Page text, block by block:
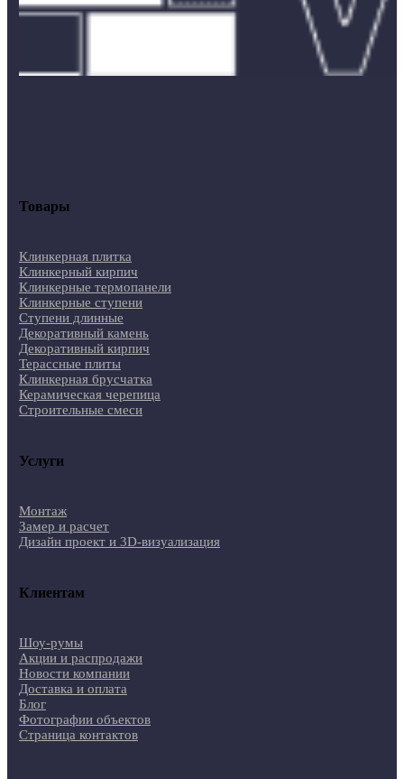
Товары
Клинкерная плитка
Клинкерный кирпич
Клинкерные термопанели
Клинкерные ступени
Ступени длинные
Декоративный камень
Декоративный кирпич
Терассные плиты
Клинкерная брусчатка
Керамическая черепица
Строительные смеси
Услуги
Монтаж
Замер и расчет
Дизайн проект и 3D-визуализация
Клиентам
Шоу-румы
Акции и распродажи
Новости компании
Доставка и оплата
Блог
Фотографии объектов
Страница контактов